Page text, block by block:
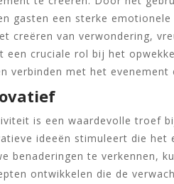
gasten een sterke
creëren van verwondering,
een cruciale rol bij het
verbinden met het
is een waardevolle troef
ideeën stimuleert die het
benaderingen te verkennen,
ontwikkelen die de